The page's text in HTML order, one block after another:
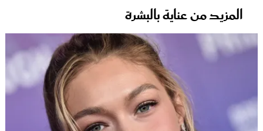
المزيد من عناية بالبشرة